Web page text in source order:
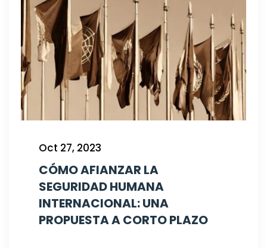
Oct 27, 2023
CÓMO AFIANZAR LA
SEGURIDAD HUMANA
INTERNACIONAL: UNA
PROPUESTA A CORTO PLAZO